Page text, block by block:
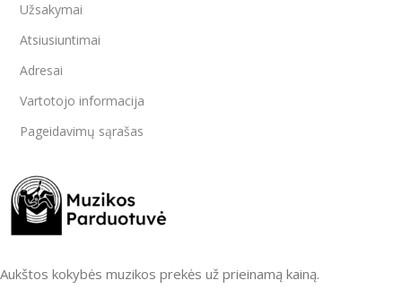
Užsakymai
Atsiusiuntimai
Adresai
Vartotojo informacija
Pageidavimų sąrašas
Aukštos kokybės muzikos prekės už prieinamą kainą.